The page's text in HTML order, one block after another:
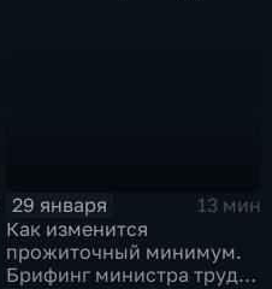
29 января
13 мин
Как изменится
прожиточный минимум.
Брифинг министра труда